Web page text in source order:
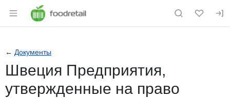
Раздел навигации по сайту
← Документы
Швеция Предприятия,
утвержденные на право